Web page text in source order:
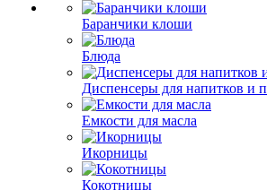
Баранчики клоши
Блюда
Диспенсеры для напитков и
Емкости для масла
Икорницы
Кокотницы